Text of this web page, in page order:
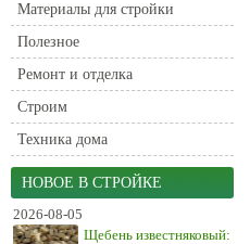
Материалы для стройки
Полезное
Ремонт и отделка
Строим
Техника дома
НОВОЕ В СТРОЙКЕ
2026-08-05
Щебень известняковый: